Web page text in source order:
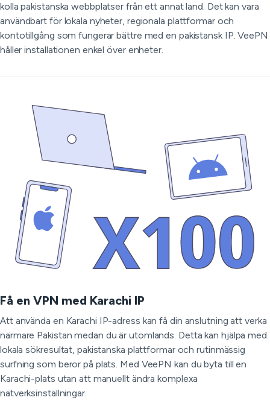
kolla pakistanska webbplatser från ett annat land. Det kan vara
användbart för lokala nyheter, regionala plattformar och
kontotillgång som fungerar bättre med en pakistansk IP. VeePN
håller installationen enkel över enheter.
Få en VPN med Karachi IP
Att använda en Karachi IP-adress kan få din anslutning att verka
närmare Pakistan medan du är utomlands. Detta kan hjälpa med
lokala sökresultat, pakistanska plattformar och rutinmässig
surfning som beror på plats. Med VeePN kan du byta till en
Karachi-plats utan att manuellt ändra komplexa
nätverksinställningar.